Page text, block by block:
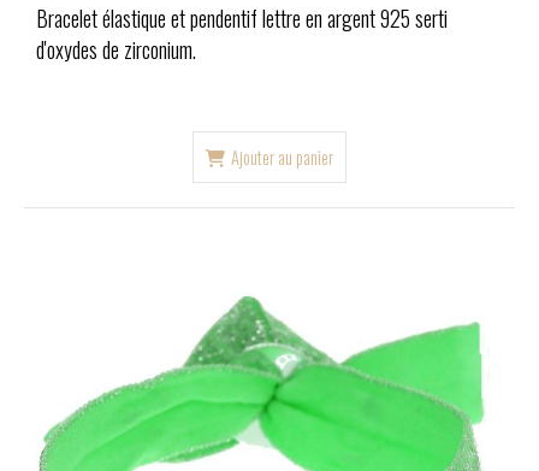
Bracelet élastique et pendentif lettre en argent 925 serti
d'oxydes de zirconium.
Ajouter au panier